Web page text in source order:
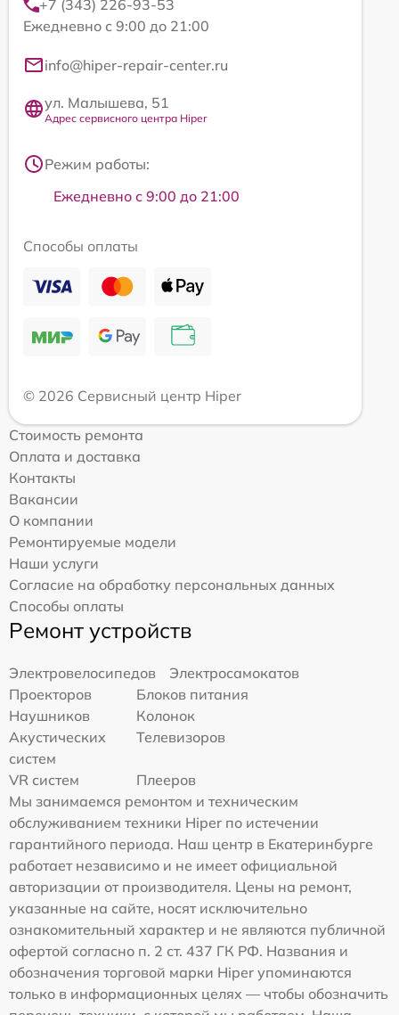
+7 (343) 226-93-53
Ежедневно с 9:00 до 21:00
info@hiper-repair-center.ru
ул. Малышева, 51
Адрес сервисного центра Hiper
Режим работы:
Ежедневно с 9:00 до 21:00
Способы оплаты
© 2026 Сервисный центр Hiper
Стоимость ремонта
Оплата и доставка
Контакты
Вакансии
О компании
Ремонтируемые модели
Наши услуги
Согласие на обработку персональных данных
Способы оплаты
Ремонт устройств
Электровелосипедов
Электросамокатов
Проекторов
Блоков питания
Наушников
Колонок
Акустических
систем
Телевизоров
VR систем
Плееров
Мы занимаемся ремонтом и техническим
обслуживанием техники Hiper по истечении
гарантийного периода. Наш центр в Екатеринбурге
работает независимо и не имеет официальной
авторизации от производителя. Цены на ремонт,
указанные на сайте, носят исключительно
ознакомительный характер и не являются публичной
офертой согласно п. 2 ст. 437 ГК РФ. Названия и
обозначения торговой марки Hiper упоминаются
только в информационных целях — чтобы обозначить